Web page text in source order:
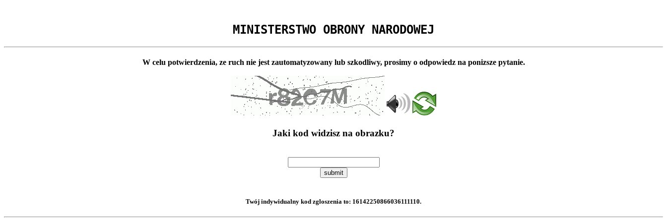
MINISTERSTWO OBRONY NARODOWEJ
W celu potwierdzenia, ze ruch nie jest zautomatyzowany lub szkodliwy, prosimy o odpowiedz na ponizsze pytanie.
Jaki kod widzisz na obrazku?
submit
Twój indywidualny kod zgloszenia to: 16142250866036111110.